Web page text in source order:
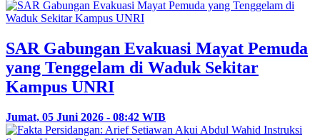
SAR Gabungan Evakuasi Mayat Pemuda
yang Tenggelam di Waduk Sekitar
Kampus UNRI
Jumat, 05 Juni 2026 - 08:42 WIB